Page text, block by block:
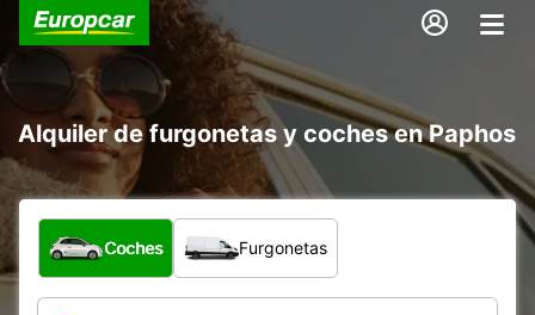
Alquiler de furgonetas y coches en Paphos
¿Qué tipo de vehículo?
Coches Furgonetas